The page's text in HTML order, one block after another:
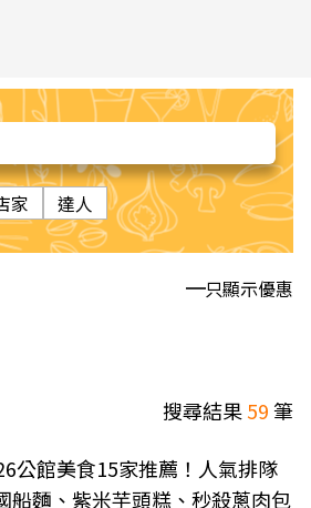
家 達人
只顯示優惠
搜尋結果59筆
公館美食15家推薦！人氣排隊
船麵、紫米芋頭糕、秒殺蔥肉包